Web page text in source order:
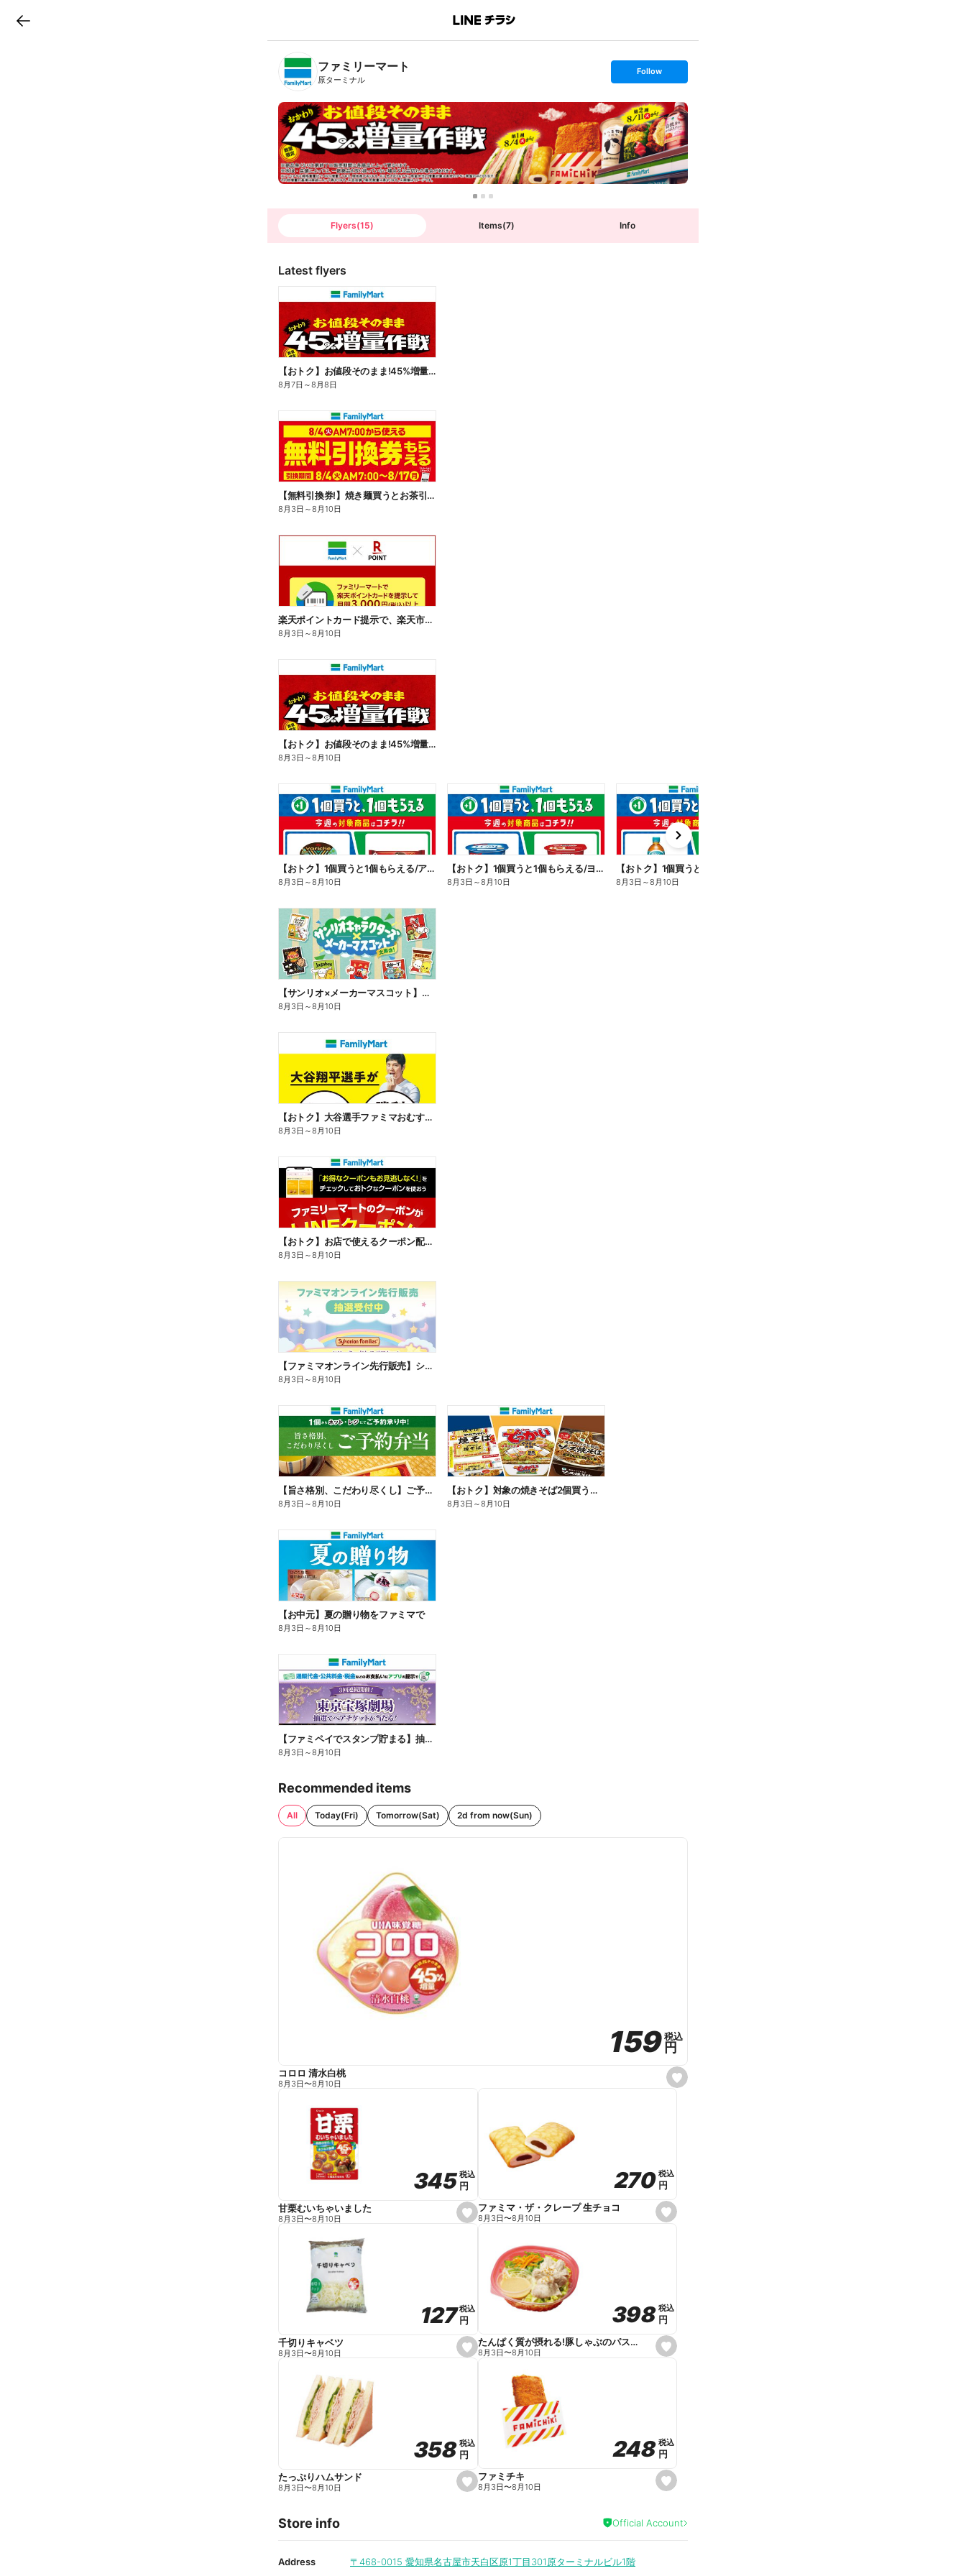
B
n
T
ファミリーマート
原ターミナル
s
t
o
l
l
o
w
Follow
Flyers(15) Items(7) Info
Latest flyers
【おトク】お値段そのまま!45%増量作戦!
8月7日 ～8月8日
【無料引換券!】焼き麺買うとお茶引換券貰える!
8月3日 ～8月10日
楽天ポイントカード提示で、楽天市場でのお買い物がおトクに!
8月3日 ～8月10日
【おトク】お値段そのまま!45%増量作戦!
8月3日 ～8月10日
【おトク】1個買うと1個もらえる/アイス
8月3日 ～8月10日
【おトク】1個買うと1個もらえる/ヨーグルト
8月3日 ～8月10日
【おトク】1個買うと1個もらえる/麦茶
8月3日 ～8月10日
e
x
t
【サンリオ×メーカーマスコット】オリジナルグッズ貰える!
8月3日 ～8月10日
【おトク】大谷選手ファミマおむすび割
8月3日 ～8月10日
【おトク】お店で使えるクーポン配信中
8月3日 ～8月10日
【ファミマオンライン先行販売】シルバニアファミリー
8月3日 ～8月10日
【旨さ格別、こだわり尽くし】ご予約弁当
8月3日 ～8月10日
【おトク】対象の焼きそば2個買うと100円引き!
8月3日 ～8月10日
【お中元】夏の贈り物をファミマで
8月3日 ～8月10日
【ファミペイでスタンプ貯まる】抽選でペアチケットが当たる!
8月3日 ～8月10日
Recommended items
All Today(Fri) Tomorrow(Sat) 2d from now(Sun)
s
e
159
159税込
税込
円
円
コロロ 清水白桃
8月3日〜8月10日
s
e
e
345
345税込
税込
円
円
甘栗むいちゃいました
8月3日〜8月10日
s
e
e
270
270 税込
税込
円
円
ファミマ・ザ・クレープ 生チョコ
8月3日〜8月10日
s
e
e
127
127税込
税込
円
円
千切りキャベツ
8月3日〜8月10日
s
e
e
398
398 税込
税込
円
円
たんぱく質が摂れる!豚しゃぶのパスタサラダ
8月3日〜8月10日
s
e
i
t
358
358税込
税込
円
円
たっぷりハムサンド
8月3日〜8月10日
s
e
a
248
248 税込
税込
円
円
ファミチキ
8月3日〜8月10日
Store info Official Account
Address 〒468-0015 愛知県名古屋市天白区原1丁目301原ターミナルビル1階